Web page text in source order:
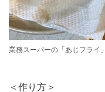
業務スーパーの「あじフライ
＜作り方＞